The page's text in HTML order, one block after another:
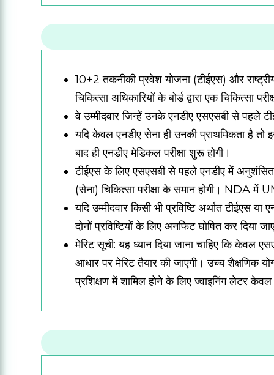
10+2 तकनीकी प्रवेश योजना (टीईएस) और
चिकित्सा अधिकारियों के बोर्ड द्वारा एक चिकित्सा
वे उम्मीदवार जिन्हें उनके एनडीए एसएसबी से पहले
यदि केवल एनडीए सेना ही उनकी प्राथमिकता है
बाद ही एनडीए मेडिकल परीक्षा शुरू होगी।
टीईएस के लिए एसएसबी से पहले एनडीए में
(सेना) चिकित्सा परीक्षा के समान होगी। NDA में
यदि उम्मीदवार किसी भी प्रविष्टि अर्थात टीईएस
दोनों प्रविष्टियों के लिए अनफिट घोषित कर दिया
मेरिट सूची: यह ध्यान दिया जाना चाहिए कि केवल
आधार पर मेरिट तैयार की जाएगी।उच्च शैक्षणिक
प्रशिक्षण में शामिल होने के लिए ज्वाइनिंग लेटर